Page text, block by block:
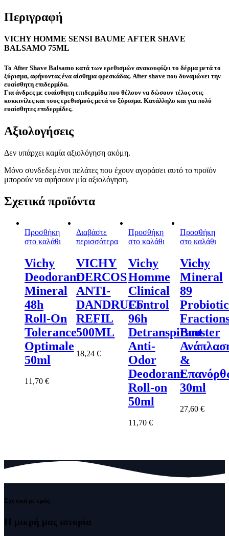
Περιγραφή
VICHY HOMME SENSI BAUME AFTER SHAVE
BALSAMO 75ML
Το After Shave Balsamo κατά των ερεθισμών ανακουφίζει το δέρμα μετά το
ξύρισμα, αφήνοντας ένα αίσθημα φρεσκάδας. After shave που δυναμώνει την
ευαίσθητη επιδερμίδα.
Για άνδρες με ευαίσθητη επιδερμίδα που θέλουν να δώσουν τέλος στις
κοκκινίλες και τους ερεθισμούς μετά το ξύρισμα. Κατάλληλο και για πολύ
ευαίσθητες επιδερμίδες.
Αξιολογήσεις
Δεν υπάρχει καμία αξιολόγηση ακόμη.
Μόνο συνδεδεμένοι πελάτες που έχουν αγοράσει αυτό το προϊόν
μπορούν να αφήσουν μία αξιολόγηση.
Σχετικά προϊόντα
Προσθήκη
στο καλάθι
Vichy
Deodorant
Mineral
48h
Roll-On
Tolerance
Optimale
50ml
11,70 €
Διαβάστε
περισσότερα
VICHY
DERCOS
ANTI-
DANDRUFF
REFIL
500ML
18,24€
Προσθήκη
στο καλάθι
Vichy
Homme
Clinical
Control
96h
Detranspirant
Anti-
Odor
Deodorant
Roll-on
50ml
11,70 €
Προσθήκη
στο καλάθι
Vichy
Mineral
89
Probiotic
Booster
&
30ml
27,60 €
Σχετικά με εμάς
Η μικρή μας ιστορία